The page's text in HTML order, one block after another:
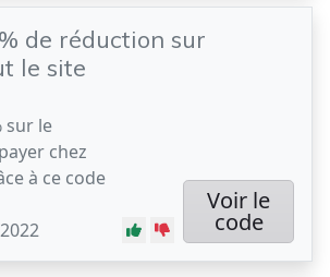
de réduction sur
le site
sur le
chez
à ce code
Voir le
code